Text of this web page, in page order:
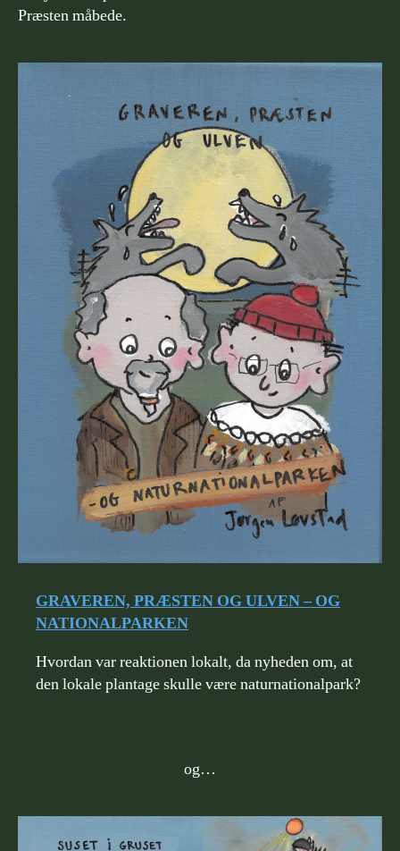
Præsten måbede.
GRAVEREN, PRÆSTEN OG ULVEN – OG
NATIONALPARKEN
Hvordan var reaktionen lokalt, da nyheden om, at
den lokale plantage skulle være naturnationalpark?
og…